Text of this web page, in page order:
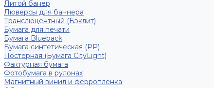
Литой банер
Люверсы для баннера
Транслюцентный (Бэклит)
Бумага для печати
Бумага Blueback
Бумага синтетическая (PP)
Постерная (Бумага CityLight)
Фактурная бумага
Фотобумага в рулонах
Магнитный винил и ферроплёнка